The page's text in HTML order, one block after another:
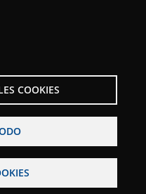
COOKIES
legal
Accesibilidad